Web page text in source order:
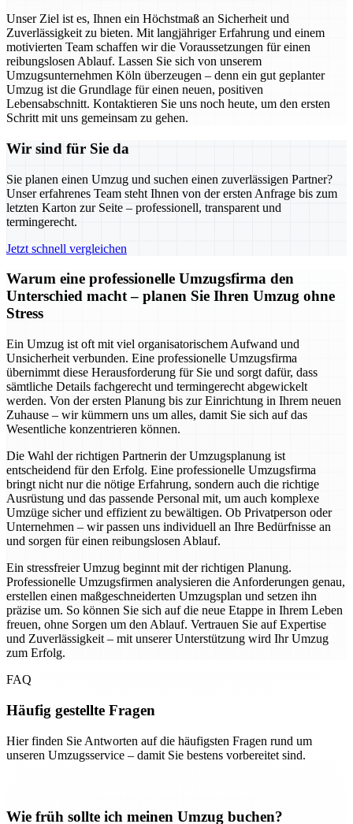
Unser Ziel ist es, Ihnen ein Höchstmaß an Sicherheit und
Zuverlässigkeit zu bieten. Mit langjähriger Erfahrung und einem
motivierten Team schaffen wir die Voraussetzungen für einen
reibungslosen Ablauf. Lassen Sie sich von unserem
Umzugsunternehmen Köln überzeugen – denn ein gut geplanter
Umzug ist die Grundlage für einen neuen, positiven
Lebensabschnitt. Kontaktieren Sie uns noch heute, um den ersten
Schritt mit uns gemeinsam zu gehen.
Wir sind für Sie da
Sie planen einen Umzug und suchen einen zuverlässigen Partner?
Unser erfahrenes Team steht Ihnen von der ersten Anfrage bis zum
letzten Karton zur Seite – professionell, transparent und
termingerecht.
Jetzt schnell vergleichen
Warum eine professionelle Umzugsfirma den
Unterschied macht – planen Sie Ihren Umzug ohne
Stress
Ein Umzug ist oft mit viel organisatorischem Aufwand und
Unsicherheit verbunden. Eine professionelle Umzugsfirma
übernimmt diese Herausforderung für Sie und sorgt dafür, dass
sämtliche Details fachgerecht und termingerecht abgewickelt
werden. Von der ersten Planung bis zur Einrichtung in Ihrem neuen
Zuhause – wir kümmern uns um alles, damit Sie sich auf das
Wesentliche konzentrieren können.
Die Wahl der richtigen Partnerin der Umzugsplanung ist
entscheidend für den Erfolg. Eine professionelle Umzugsfirma
bringt nicht nur die nötige Erfahrung, sondern auch die richtige
Ausrüstung und das passende Personal mit, um auch komplexe
Umzüge sicher und effizient zu bewältigen. Ob Privatperson oder
Unternehmen – wir passen uns individuell an Ihre Bedürfnisse an
und sorgen für einen reibungslosen Ablauf.
Ein stressfreier Umzug beginnt mit der richtigen Planung.
Professionelle Umzugsfirmen analysieren die Anforderungen genau,
erstellen einen maßgeschneiderten Umzugsplan und setzen ihn
präzise um. So können Sie sich auf die neue Etappe in Ihrem Leben
freuen, ohne Sorgen um den Ablauf. Vertrauen Sie auf Expertise
und Zuverlässigkeit – mit unserer Unterstützung wird Ihr Umzug
zum Erfolg.
FAQ
Häufig gestellte Fragen
Hier finden Sie Antworten auf die häufigsten Fragen rund um
unseren Umzugsservice – damit Sie bestens vorbereitet sind.
Wie früh sollte ich meinen Umzug buchen?